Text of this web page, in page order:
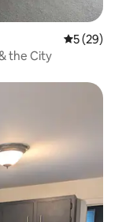
5 (29)
the City